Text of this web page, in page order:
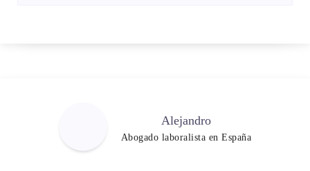
Alejandro
Abogado laboralista en España